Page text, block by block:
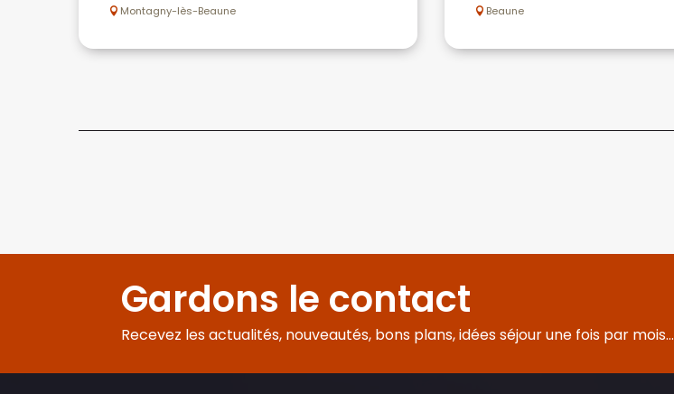
Montagny-lès-Beaune Beaune
Gardons le contact
Recevez les actualités, nouveautés, bons plans, idées séjour une fois par mois...